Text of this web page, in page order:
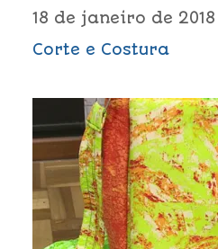
18 de janeiro de 2018
Corte e Costura